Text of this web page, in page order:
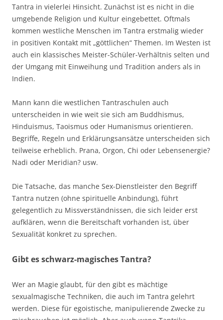
Tantra in vielerlei Hinsicht. Zunächst ist es nicht in die
umgebende Religion und Kultur eingebettet. Oftmals
kommen westliche Menschen im Tantra erstmalig wieder
in positiven Kontakt mit „göttlichen“ Themen. Im Westen ist
auch ein klassisches Meister-Schüler-Verhältnis selten und
der Umgang mit Einweihung und Tradition anders als in
Indien.
Mann kann die westlichen Tantraschulen auch
unterscheiden in wie weit sie sich am Buddhismus,
Hinduismus, Taoismus oder Humanismus orientieren.
Begriffe, Regeln und Erklärungsansätze unterscheiden sich
teilweise erheblich. Prana, Orgon, Chi oder Lebensenergie?
Nadi oder Meridian? usw.
Die Tatsache, das manche Sex-Dienstleister den Begriff
Tantra nutzen (ohne spirituelle Anbindung), führt
gelegentlich zu Missverständnissen, die sich leider erst
aufklären, wenn die Bereitschaft vorhanden ist, über
Sexualität konkret zu sprechen.
Gibt es schwarz-magisches Tantra?
Wer an Magie glaubt, für den gibt es mächtige
sexualmagische Techniken, die auch im Tantra gelehrt
werden. Diese für egoistische, manipulierende Zwecke zu